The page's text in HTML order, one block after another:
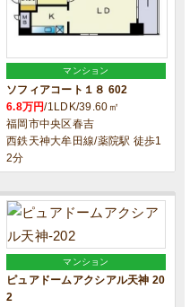
マンション
ソフィアコート１８ 602
6.8万円/1LDK/39.60㎡
福岡市中央区春吉
西鉄天神大牟田線/薬院駅 徒歩1
2分
マンション
ピュアドームアクシアル天神 20
2